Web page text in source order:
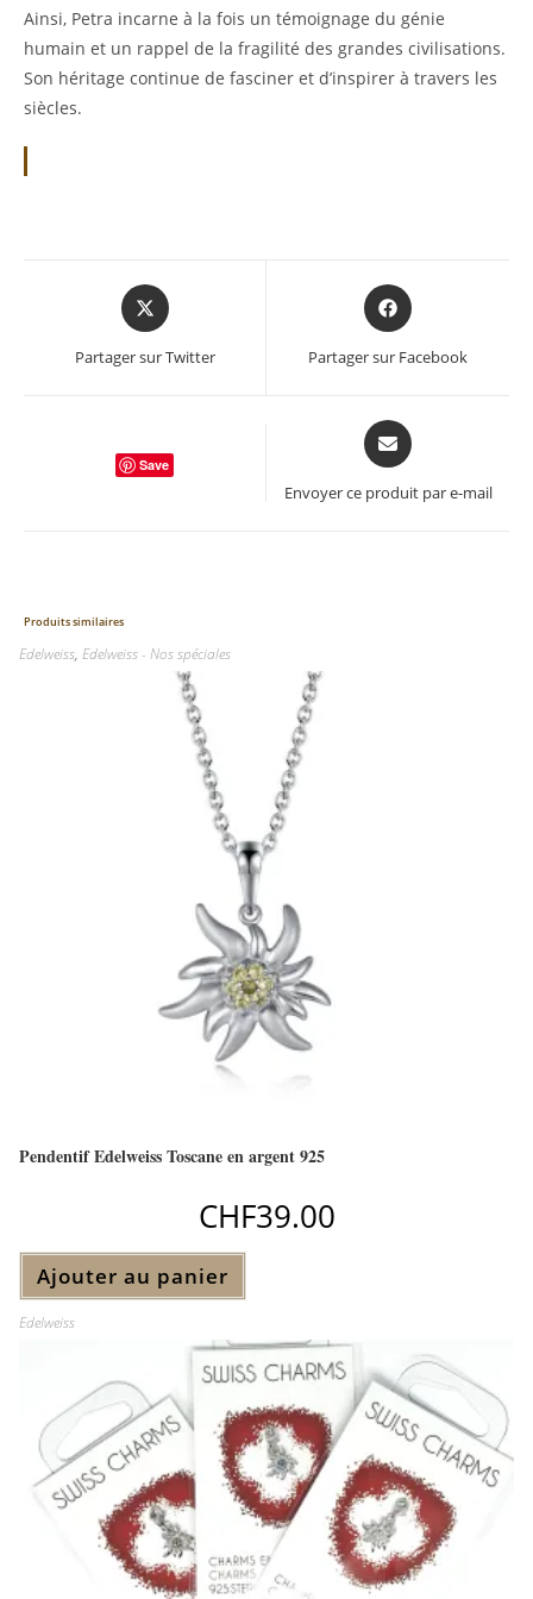
Ainsi, Petra incarne à la fois un témoignage du génie
humain et un rappel de la fragilité des grandes civilisations.
Son héritage continue de fasciner et d’inspirer à travers les
siècles.
Opens
in
new
Partager sur Twitter
Opens
in
Partager sur Facebook
Save
Opens
in
new
Envoyer ce produit par e-mail
Produits similaires
Edelweiss,Edelweiss - Nos spéciales
Pendentif Edelweiss Toscane en argent 925
CHF39.00
Ajouter au panier
Edelweiss